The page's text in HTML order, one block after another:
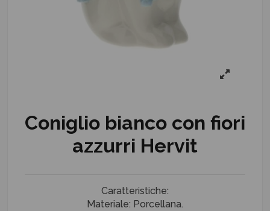
Coniglio bianco con fiori
azzurri Hervit
Caratteristiche:
Materiale: Porcellana.